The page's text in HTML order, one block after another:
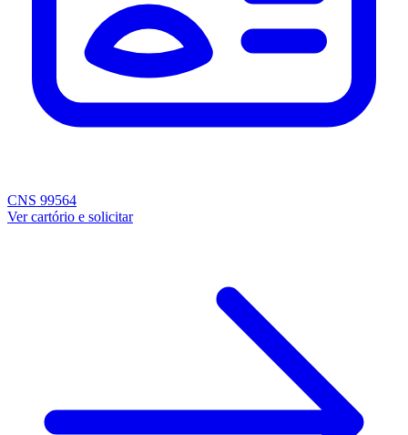
CNS 99564
Ver cartório e solicitar